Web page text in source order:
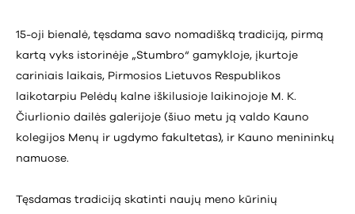
15-oji bienalė, tęsdama savo nomadišką tradiciją, pirmą
kartą vyks istorinėje „Stumbro“ gamykloje, įkurtoje
cariniais laikais, Pirmosios Lietuvos Respublikos
laikotarpiu Pelėdų kalne iškilusioje laikinojoje M. K.
Čiurlionio dailės galerijoje (šiuo metu ją valdo Kauno
kolegijos Menų ir ugdymo fakultetas), ir Kauno menininkų
namuose.
Tęsdamas tradiciją skatinti naujų meno kūrinių